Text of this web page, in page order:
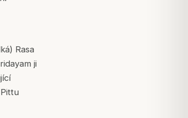
Rasa
ji